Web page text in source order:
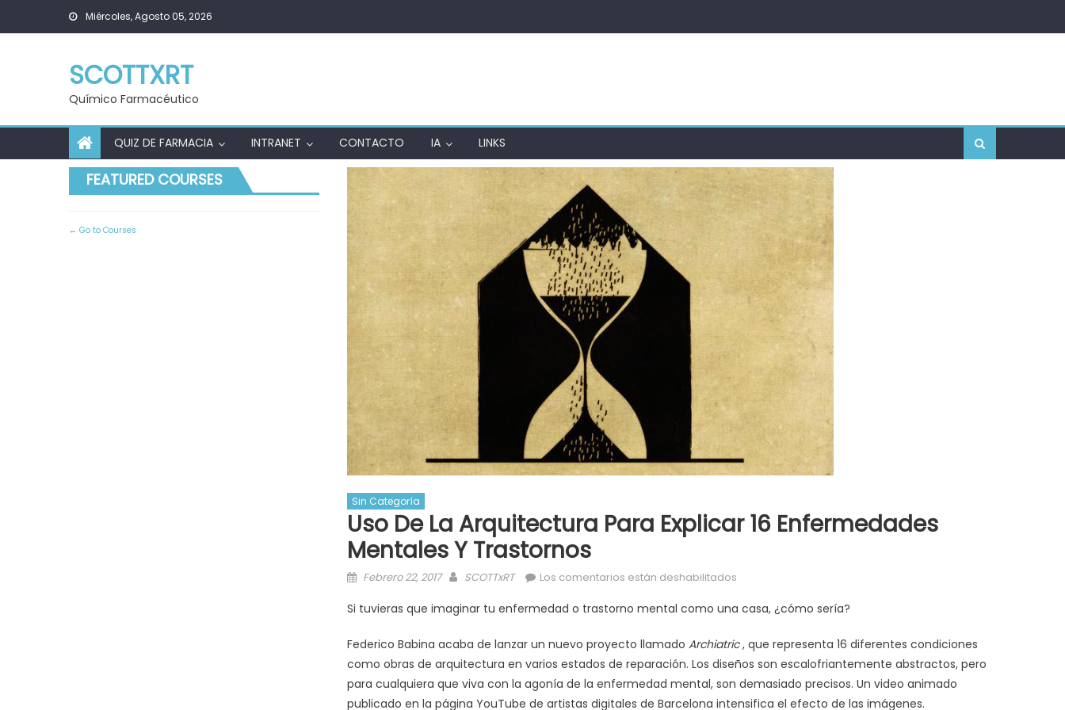
Miércoles, Agosto 05, 2026
SCOTTXRT
Químico Farmacéutico
QUIZ DE FARMACIA INTRANET CONTACTO IA LINKS
Sin Categoría
Uso De La Arquitectura Para Explicar 16 Enfermedades
Mentales Y Trastornos
Posted
Febrero 22, 2017 Author
SCOTTxRT Los comentarios están deshabilitados
de
arquitectura
para
explicar
16
Si tuvieras que imaginar tu enfermedad o trastorno mental como una casa, ¿cómo sería?
Federico Babina acaba de lanzar un nuevo proyecto llamado Archiatric, que representa 16 diferentes condiciones
como obras de arquitectura en varios estados de reparación. Los diseños son escalofriantemente abstractos, pero
para cualquiera que viva con la agonía de la enfermedad mental, son demasiado precisos. Un video animado
publicado en la página YouTube de artistas digitales de Barcelona intensifica el efecto de las imágenes.
FEATURED COURSES
Go to Courses